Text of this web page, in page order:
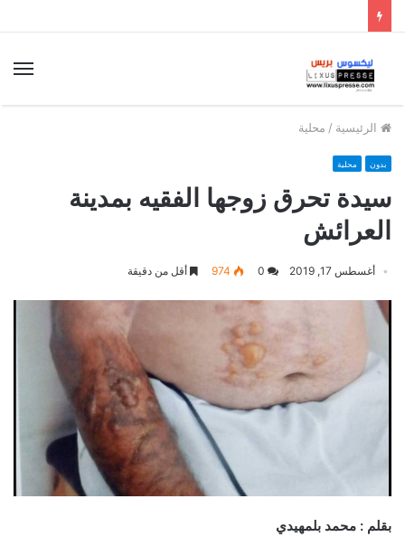
الرئيسية / محلية
بدون محلية
سيدة تحرق زوجها الفقيه بمدينة
العرائش
أغسطس 17, 2019 974 أقل من دقيقة
بقلم : محمد بلمهيدي